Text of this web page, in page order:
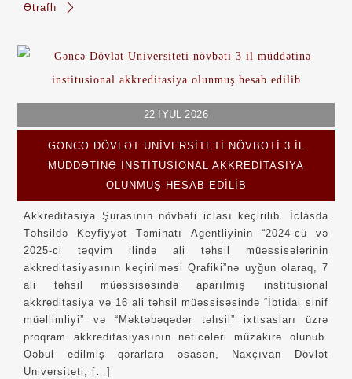
Ətraflı
22 İYUL 2026
GƏNCƏ DÖVLƏT UNIVERSITETI NÖVBƏTI 3 IL
MÜDDƏTINƏ INSTITUSIONAL AKKREDITASIYA
OLUNMUŞ HESAB EDILIB
Akkreditasiya Şurasının növbəti iclası keçirilib. İclasda
Təhsildə Keyfiyyət Təminatı Agentliyinin “2024-cü və
2025-ci təqvim ilində ali təhsil müəssisələrinin
akkreditasiyasının keçirilməsi Qrafiki”nə uyğun olaraq, 7
ali təhsil müəssisəsində aparılmış institusional
akkreditasiya və 16 ali təhsil müəssisəsində “İbtidai sinif
müəllimliyi” və “Məktəbəqədər təhsil” ixtisasları üzrə
proqram akkreditasiyasının nəticələri müzakirə olunub.
Qəbul edilmiş qərarlara əsasən, Naxçıvan Dövlət
Universiteti, […]